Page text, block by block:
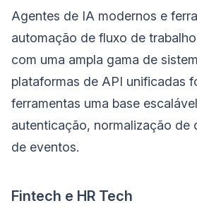
Agentes de IA modernos e
automação de fluxo de
com uma ampla gama de
plataformas de API unificadas
ferramentas uma base
autenticação, normalização de
de eventos.
Fintech e HR Tech